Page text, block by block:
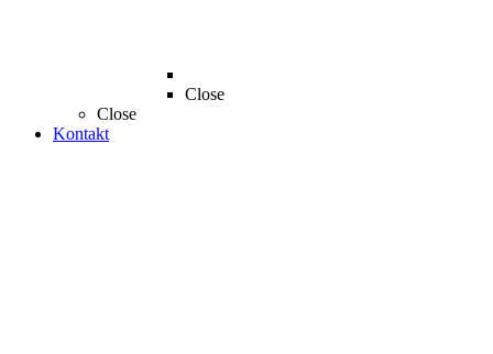
Close
Close
Kontakt